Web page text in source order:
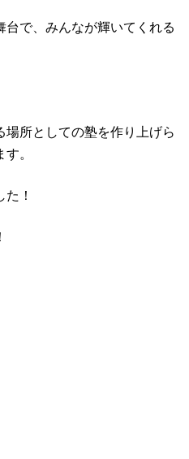
台で、みんなが輝いてくれる
所としての塾を作り上げら
。
！